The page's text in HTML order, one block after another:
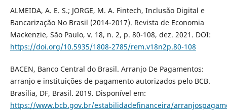
ALMEIDA, A. E. S.; JORGE, M. A. Fintech, Inclusão Digital e
Bancarização No Brasil (2014-2017). Revista de Economia
Mackenzie, São Paulo, v. 18, n. 2, p. 80-108, dez. 2021. DOI:
https://doi.org/10.5935/1808-2785/rem.v18n2p.80-108
BACEN, Banco Central do Brasil. Arranjo De Pagamentos:
arranjo e instituições de pagamento autorizados pelo BCB.
Brasília, DF, Brasil. 2019. Disponível em:
https://www.bcb.gov.br/estabilidadefinanceira/